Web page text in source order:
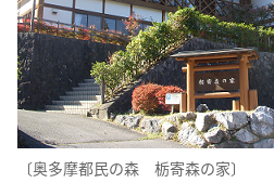
〔奥多摩都民の森 栃寄森の家〕